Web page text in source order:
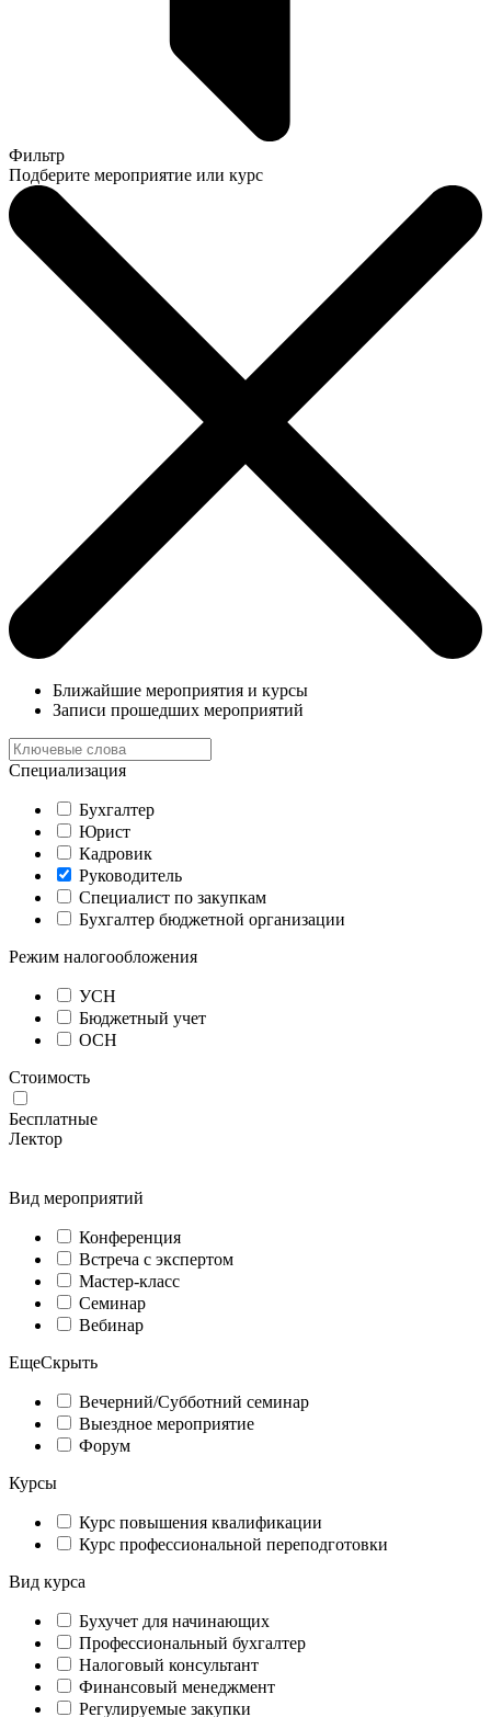
Фильтр
Подберите мероприятие или курс
Ближайшие мероприятия и курсы
Записи прошедших мероприятий
Специализация
Бухгалтер
Юрист
Кадровик
Руководитель
Специалист по закупкам
Бухгалтер бюджетной организации
Режим налогообложения
УСН
Бюджетный учет
ОСН
Стоимость
Бесплатные
Лектор
Вид мероприятий
Конференция
Встреча с экспертом
Мастер-класс
Семинар
Вебинар
ЕщеСкрыть
Вечерний/Субботний семинар
Выездное мероприятие
Форум
Курсы
Курс повышения квалификации
Курс профессиональной переподготовки
Вид курса
Бухучет для начинающих
Профессиональный бухгалтер
Налоговый консультант
Финансовый менеджмент
Регулируемые закупки